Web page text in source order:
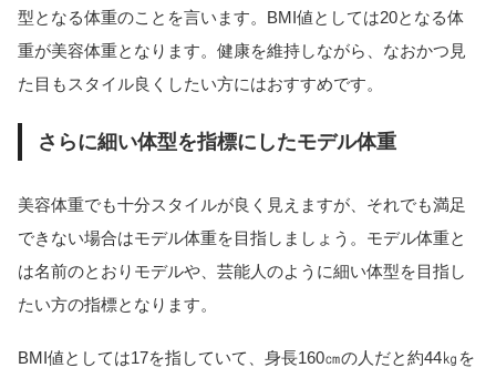
型となる体重のことを言います。BMI値としては20となる体
重が美容体重となります。健康を維持しながら、なおかつ見
た目もスタイル良くしたい方にはおすすめです。
さらに細い体型を指標にしたモデル体重
美容体重でも十分スタイルが良く見えますが、それでも満足
できない場合はモデル体重を目指しましょう。モデル体重と
は名前のとおりモデルや、芸能人のように細い体型を目指し
たい方の指標となります。
BMI値としては17を指していて、身長160㎝の人だと約44㎏を